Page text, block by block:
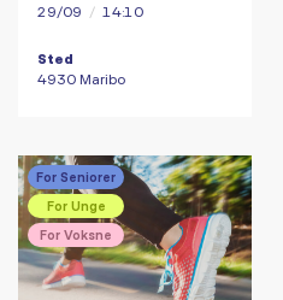
29/09 / 14:10
Sted
4930 Maribo
For Seniorer
For Unge
For Voksne